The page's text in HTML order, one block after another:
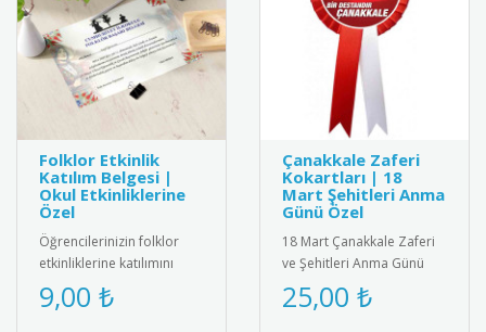
Folklor Etkinlik
Katılım Belgesi |
Okul Etkinliklerine
Özel
Öğrencilerinizin folklor
etkinliklerine katılımını
belgelemek için şık ve
anlamlı bir belge! Renkli ..
9,00 ₺
Çanakkale Zaferi
Kokartları | 18
Mart Şehitleri Anma
Günü Özel
18 Mart Çanakkale Zaferi
ve Şehitleri Anma Günü
için özel tasarlanmış
kaliteli kokart seti.
25,00 ₺